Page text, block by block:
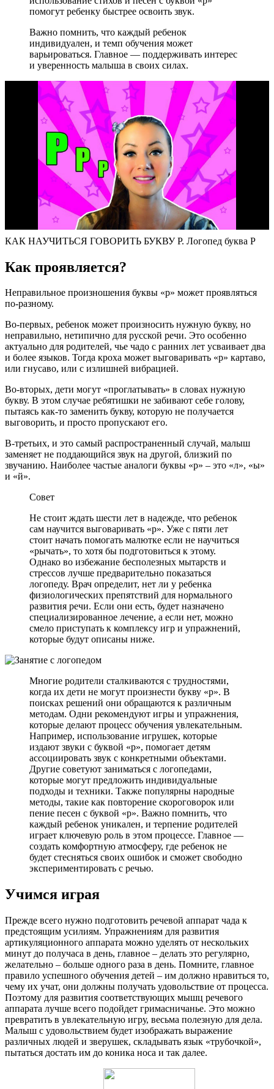
помогут ребенку быстрее освоить звук.
Важно помнить, что каждый ребенок
индивидуален, и темп обучения может
варьироваться. Главное — поддерживать интерес
и уверенность малыша в своих силах.
КАК НАУЧИТЬСЯ ГОВОРИТЬ БУКВУ Р. Логопед буква Р
Как проявляется?
Неправильное произношения буквы «р» может проявляться
по-разному.
Во-первых, ребенок может произносить нужную букву, но
неправильно, нетипично для русской речи. Это особенно
актуально для родителей, чье чадо с ранних лет усваивает два
и более языков. Тогда кроха может выговаривать «р» картаво,
или гнусаво, или с излишней вибрацией.
Во-вторых, дети могут «проглатывать» в словах нужную
букву. В этом случае ребятишки не забивают себе голову,
пытаясь как-то заменить букву, которую не получается
выговорить, и просто пропускают его.
В-третьих, и это самый распространенный случай, малыш
заменяет не поддающийся звук на другой, близкий по
звучанию. Наиболее частые аналоги буквы «р» – это «л», «ы»
и «й».
Совет
Не стоит ждать шести лет в надежде, что ребенок
сам научится выговаривать «р». Уже с пяти лет
стоит начать помогать малютке если не научиться
«рычать», то хотя бы подготовиться к этому.
Однако во избежание бесполезных мытарств и
стрессов лучше предварительно показаться
логопеду. Врач определит, нет ли у ребенка
физиологических препятствий для нормального
развития речи. Если они есть, будет назначено
специализированное лечение, а если нет, можно
смело приступать к комплексу игр и упражнений,
которые будут описаны ниже.
Многие родители сталкиваются с трудностями,
когда их дети не могут произнести букву «р». В
поисках решений они обращаются к различным
методам. Одни рекомендуют игры и упражнения,
которые делают процесс обучения увлекательным.
Например, использование игрушек, которые
издают звуки с буквой «р», помогает детям
ассоциировать звук с конкретными объектами.
Другие советуют заниматься с логопедами,
которые могут предложить индивидуальные
подходы и техники. Также популярны народные
методы, такие как повторение скороговорок или
пение песен с буквой «р». Важно помнить, что
каждый ребенок уникален, и терпение родителей
играет ключевую роль в этом процессе. Главное —
создать комфортную атмосферу, где ребенок не
будет стесняться своих ошибок и сможет свободно
экспериментировать с речью.
Учимся играя
Прежде всего нужно подготовить речевой аппарат чада к
предстоящим усилиям. Упражнениям для развития
артикуляционного аппарата можно уделять от нескольких
минут до получаса в день, главное – делать это регулярно,
желательно – больше одного раза в день. Помните, главное
правило успешного обучения детей – им должно нравиться то,
чему их учат, они должны получать удовольствие от процесса.
Поэтому для развития соответствующих мышц речевого
аппарата лучше всего подойдет гримасничанье. Это можно
превратить в увлекательную игру, весьма полезную для дела.
Малыш с удовольствием будет изображать выражение
различных людей и зверушек, складывать язык «трубочкой»,
пытаться достать им до коника носа и так далее.